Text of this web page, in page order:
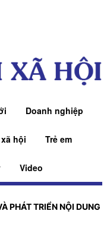
Doanh nghiệp
hội Trẻ em
Video
PHÁT TRIỂN NỘI DUNG